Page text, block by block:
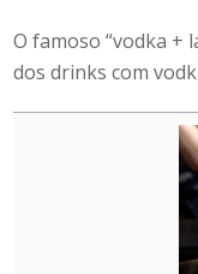
O famoso “vodka +
dosdrinks com